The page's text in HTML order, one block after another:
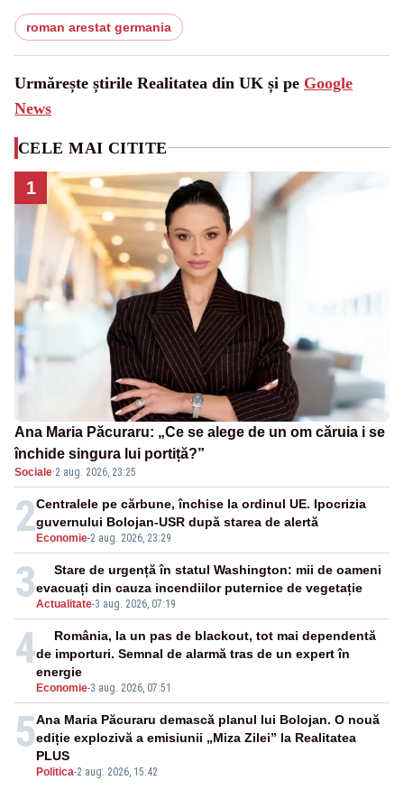
roman arestat germania
Urmărește știrile Realitatea din UK și pe Google
News
CELE MAI CITITE
1
Ana Maria Păcuraru: „Ce se alege de un om căruia i se
închide singura lui portiță?”
Sociale·2 aug. 2026, 23:25
2 Economie-2 aug. 2026, 23:29
Centralele pe cărbune, închise la ordinul UE. Ipocrizia
guvernului Bolojan-USR după starea de alertă
3Actualitate-3 aug. 2026, 07:19
Stare de urgență în statul Washington: mii de oameni
evacuați din cauza incendiilor puternice de vegetație
4
Economie-3 aug. 2026, 07:51
România, la un pas de blackout, tot mai dependentă
de importuri. Semnal de alarmă tras de un expert în
energie
5
Politica-2 aug. 2026, 15:42
Ana Maria Păcuraru demască planul lui Bolojan. O nouă
ediție explozivă a emisiunii „Miza Zilei” la Realitatea
PLUS